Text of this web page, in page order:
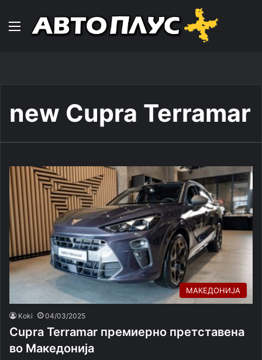
Навигација
new Cupra Terramar
МАКЕДОНИЈА
Koki 04/03/2025
Cupra Terramar премиерно претставена
во Македонија